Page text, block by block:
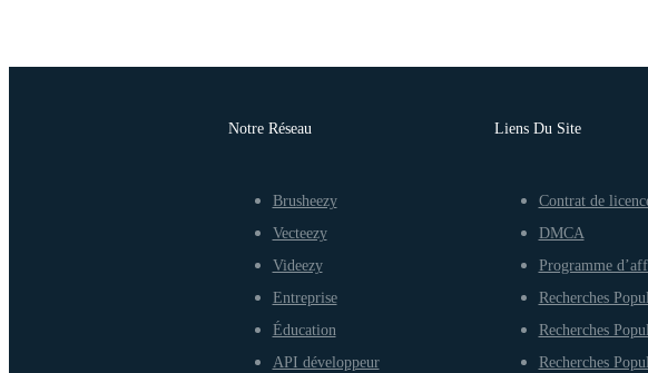
Notre Réseau
Brusheezy
Vecteezy
Videezy
Entreprise
Éducation
API développeur
Liens Du Site
Contrat de
DMCA
Programme
Recherches
Recherches
Recherches